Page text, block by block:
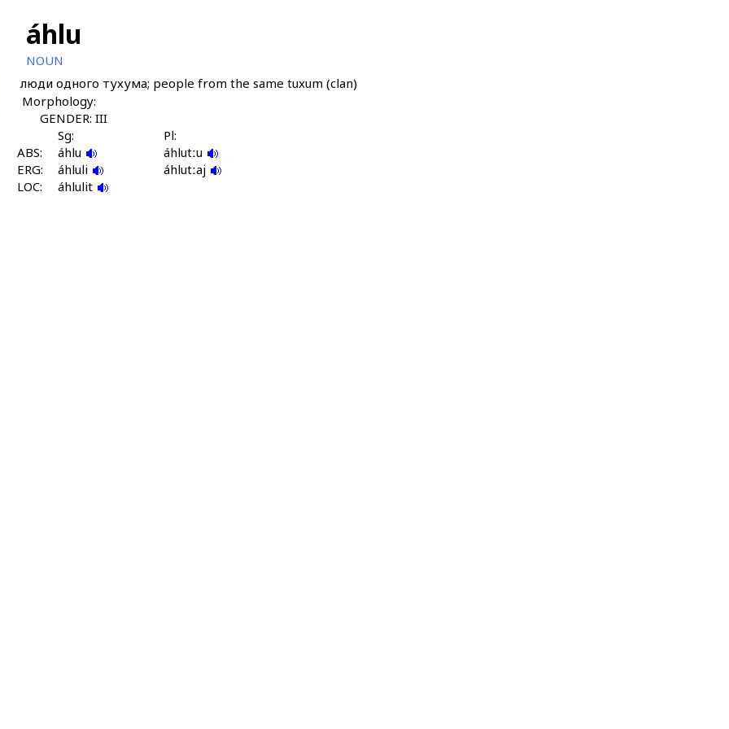
áhlu
NOUN
люди одного тухума; people from the same tuxum (clan)
Morphology:
GENDER: III
Sg:
Pl:
ABS:
áhlu
áhlutːu
ERG:
áhluli
áhlutːaj
LOC:
áhlulit